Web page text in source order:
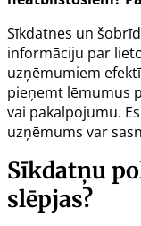
Sīkdatnes un
informāciju par
uzņēmumiem
pieņemt lēmumus
vai pakalpojumu.
uzņēmums var
Sīkdatņu
slēpjas?